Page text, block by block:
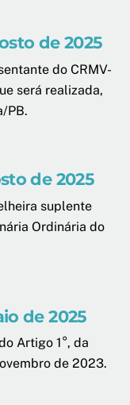
de 2025
do CRMV-
será realizada,
PB.
de 2025
suplente
Ordinária do
de 2025
Artigo 1°, da
de 2023.